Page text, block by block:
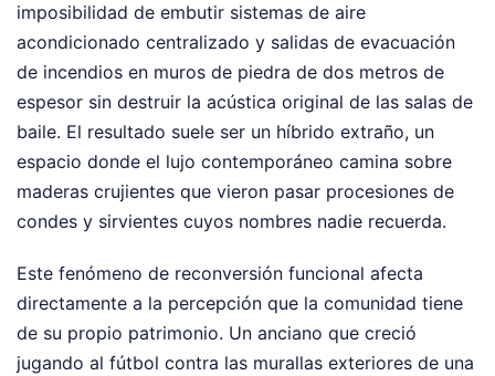
imposibilidad de embutir sistemas de aire
acondicionado centralizado y salidas de evacuación
de incendios en muros de piedra de dos metros de
espesor sin destruir la acústica original de las salas de
baile. El resultado suele ser un híbrido extraño, un
espacio donde el lujo contemporáneo camina sobre
maderas crujientes que vieron pasar procesiones de
condes y sirvientes cuyos nombres nadie recuerda.
Este fenómeno de reconversión funcional afecta
directamente a la percepción que la comunidad tiene
de su propio patrimonio. Un anciano que creció
jugando al fútbol contra las murallas exteriores de una